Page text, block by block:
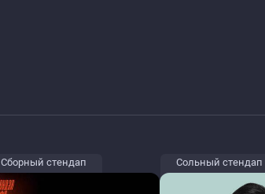
Сборный стендап Сольный стендап